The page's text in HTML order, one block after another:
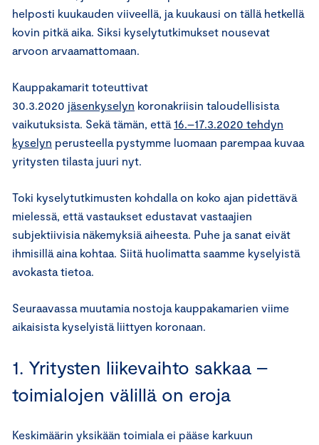
helposti kuukauden viiveellä, ja kuukausi on tällä hetkellä
kovin pitkä aika. Siksi kyselytutkimukset nousevat
arvoon arvaamattomaan.
Kauppakamarit toteuttivat
30.3.2020 jäsenkyselyn koronakriisin taloudellisista
vaikutuksista. Sekä tämän, että 16.–17.3.2020 tehdyn
kyselyn perusteella pystymme luomaan parempaa kuvaa
yritysten tilasta juuri nyt.
Toki kyselytutkimusten kohdalla on koko ajan pidettävä
mielessä, että vastaukset edustavat vastaajien
subjektiivisia näkemyksiä aiheesta. Puhe ja sanat eivät
ihmisillä aina kohtaa. Siitä huolimatta saamme kyselyistä
avokasta tietoa.
Seuraavassa muutamia nostoja kauppakamarien viime
aikaisista kyselyistä liittyen koronaan.
1. Yritysten liikevaihto sakkaa –
toimialojen välillä on eroja
Keskimäärin yksikään toimiala ei pääse karkuun